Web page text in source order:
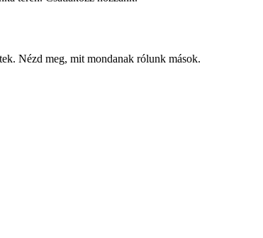
Nézd meg, mit mondanak rólunk mások.